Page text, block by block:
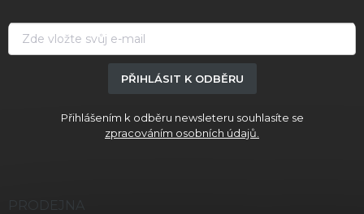
PŘIHLÁSIT K ODBĚRU
Přihlášením k odběru newsleteru souhlasíte se
zpracováním osobních údajů.
PRODEJNA